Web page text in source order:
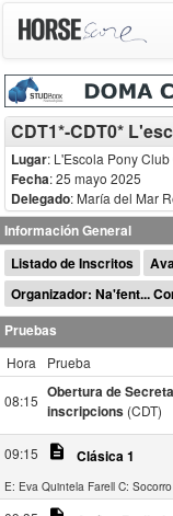
CDT1*-CDT0*
Lugar: L'Escola Pony
Fecha: 25 mayo 2025
Delegado: María del Mar
Información General
Listado de Inscritos
Organizador: Na'fent...
Pruebas
Hora
Prueba
08:15 Obertura de
inscripcions (CDT)
09:15 description Clásica 1
E: Eva Quintela Farell C: